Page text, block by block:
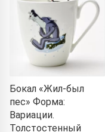
Бокал «Жил-был
пес» Форма:
Вариации.
Толстостенный